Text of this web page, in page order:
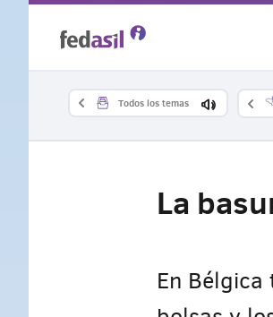
Todos los temas
La
En